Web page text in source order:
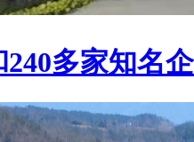
多家知名